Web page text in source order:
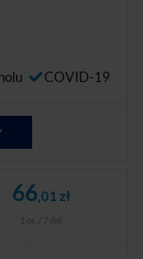
COVID-19
66,01 zł
1 os. / 7 dni